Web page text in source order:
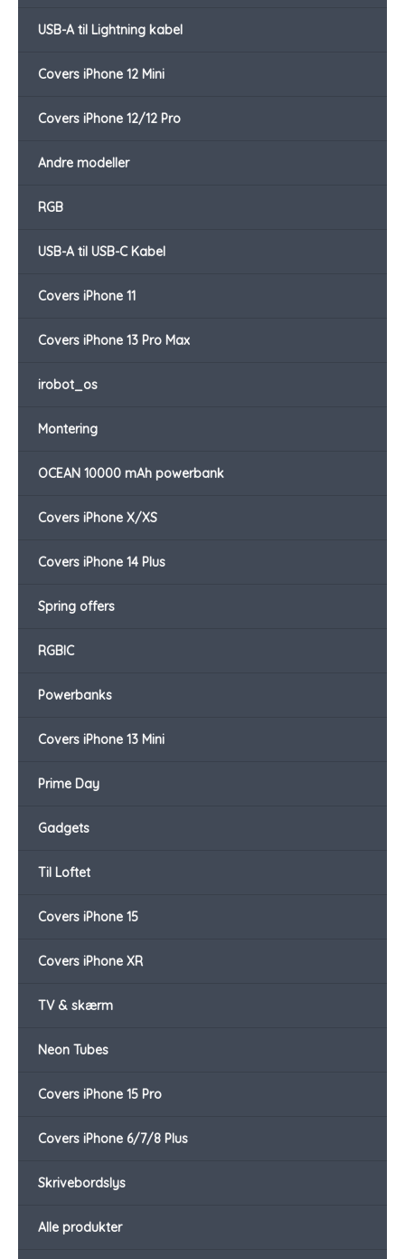
USB-A til Lightning kabel
Covers iPhone 12 Mini
Covers iPhone 12/12 Pro
Andre modeller
RGB
USB-A til USB-C Kabel
Covers iPhone 11
Covers iPhone 13 Pro Max
irobot_os
Montering
OCEAN 10000 mAh powerbank
Covers iPhone X/XS
Covers iPhone 14 Plus
Spring offers
RGBIC
Powerbanks
Covers iPhone 13 Mini
Prime Day
Gadgets
Til Loftet
Covers iPhone 15
Covers iPhone XR
TV & skærm
Neon Tubes
Covers iPhone 15 Pro
Covers iPhone 6/7/8 Plus
Skrivebordslys
Alle produkter